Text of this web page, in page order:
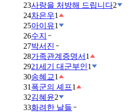
23사랑을 처방해 드립니다2
24차은우1
25아이유1
26수지
27박서진
28가족관계증명서 1
2921세기 대군부인1
30송혜교1
31 폭군의 셰프1
32김혜윤2
33화려한 날들